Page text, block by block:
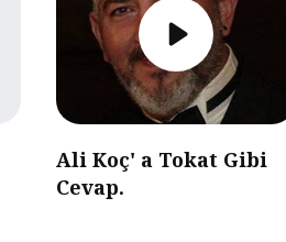
Ali Koç' a Tokat Gibi
Cevap.